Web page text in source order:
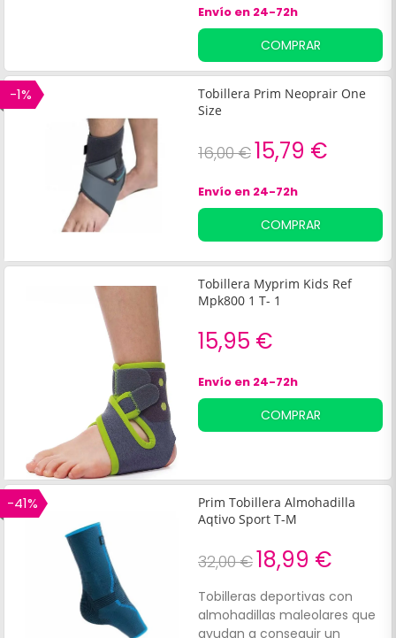
maleolos que proporciona
estabilización. Su forma
anatómica y sin costuras
aporta confort y evita los
roces.
Envío en 24-72h
COMPRAR
-1%
Tobillera Prim Neoprair One
Size
16,00 €15,79 €
Envío en 24-72h
COMPRAR
Tobillera Myprim Kids Ref
Mpk800 1 T- 1
15,95 €
Envío en 24-72h
COMPRAR
-41%
Prim Tobillera Almohadilla
Aqtivo Sport T-M
32,00 €18,99 €
Tobilleras deportivas con
almohadillas maleolares que
ayudan a conseguir un